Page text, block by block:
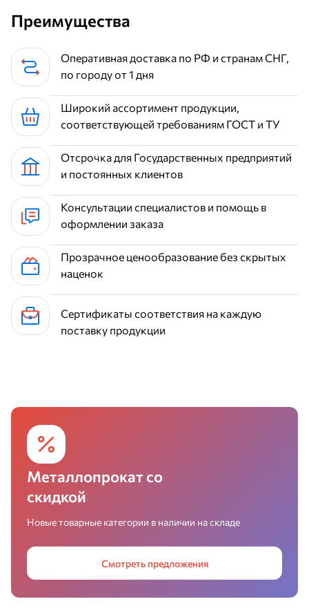
Преимущества
Оперативная доставка по РФ и странам СНГ,
по городу от 1 дня
Широкий ассортимент продукции,
соответствующей требованиям ГОСТ и ТУ
Отсрочка для Государственных предприятий
и постоянных клиентов
Консультации специалистов и помощь в
оформлении заказа
Прозрачное ценообразование без скрытых
наценок
Сертификаты соответствия на каждую
поставку продукции
Металлопрокат со
скидкой
Новые товарные категории в наличии на складе
Смотреть предложения